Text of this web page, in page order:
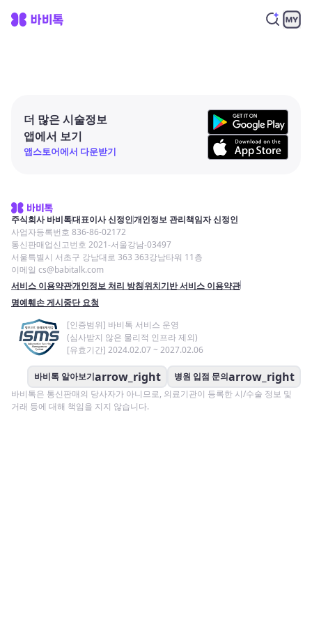
더 많은 시술정보
앱에서 보기
앱스토어에서 다운받기
주식회사 바비톡대표이사 신정인개인정보 관리책임자 신정인
사업자등록번호 836-86-02172
통신판매업신고번호 2021-서울강남-03497
서울특별시 서초구 강남대로 363 363강남타워 11층
이메일 cs@babitalk.com
서비스 이용약관개인정보 처리 방침위치기반 서비스 이용약관
명예훼손 게시중단 요청
[인증범위] 바비톡 서비스 운영
(심사받지 않은 물리적 인프라 제외)
[유효기간] 2024.02.07 ~ 2027.02.06
바비톡 알아보기arrow_right 병원 입점 문의arrow_right
바비톡은 통신판매의 당사자가 아니므로, 의료기관이 등록한 시/수술 정보 및
거래 등에 대해 책임을 지지 않습니다.